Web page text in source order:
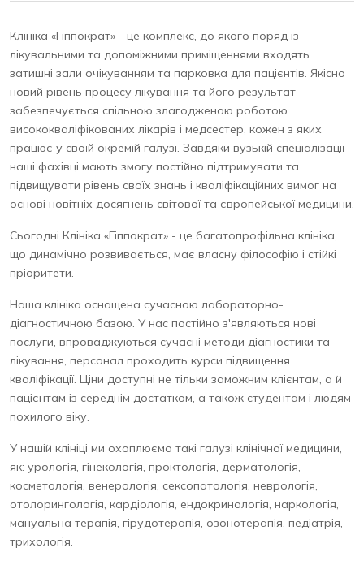
Клініка «Гіппократ» - це комплекс, до якого поряд із
лікувальними та допоміжними приміщеннями входять
затишні зали очікуванням та парковка для пацієнтів. Якісно
новий рівень процесу лікування та його результат
забезпечується спільною злагодженою роботою
висококваліфікованих лікарів і медсестер, кожен з яких
працює у своїй окремій галузі. Завдяки вузькій спеціалізації
наші фахівці мають змогу постійно підтримувати та
підвищувати рівень своїх знань і кваліфікаційних вимог на
основі новітніх досягнень світової та європейської медицини.
Сьогодні Клініка «Гіппократ» - це багатопрофільна клініка,
що динамічно розвивається, має власну філософію і стійкі
пріоритети.
Наша клініка оснащена сучасною лабораторно-
діагностичною базою. У нас постійно з'являються нові
послуги, впроваджуються сучасні методи діагностики та
лікування, персонал проходить курси підвищення
кваліфікації. Ціни доступні не тільки заможним клієнтам, а й
пацієнтам із середнім достатком, а також студентам і людям
похилого віку.
У нашій клініці ми охоплюємо такі галузі клінічної медицини,
як: урологія, гінекологія, проктологія, дерматологія,
косметологія, венерологія, сексопатологія, неврологія,
отолорингологія, кардіологія, ендокринологія, наркологія,
мануальна терапія, гірудотерапія, озонотерапія, педіатрія,
трихологія.